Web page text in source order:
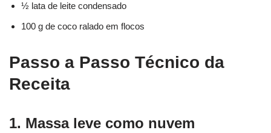
½ lata de leite condensado
100 g de coco ralado em flocos
Passo a Passo Técnico da
Receita
1. Massa leve como nuvem